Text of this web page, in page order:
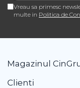
Vreau sa primesc
multe in Politica de
Magazinul
Clienti